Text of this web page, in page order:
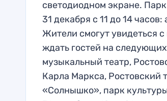
светодиодном экране.
31 декабря с 11 до 14
Жители смогут увидеться
ждать гостей на
музыкальный театр,
Карла Маркса, Ростовский
«Солнышко», парк